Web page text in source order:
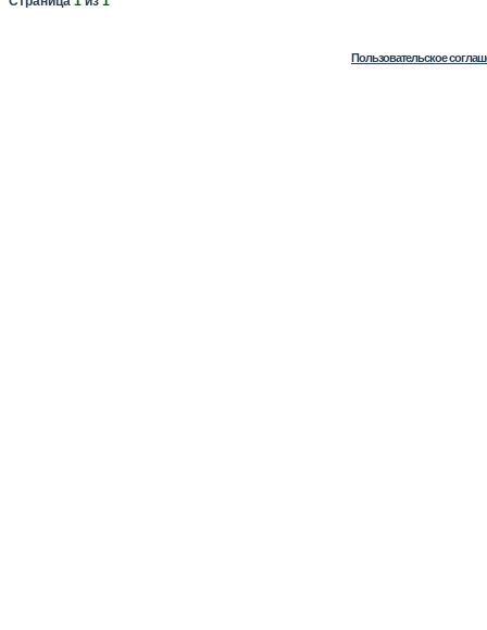
Пользовательское